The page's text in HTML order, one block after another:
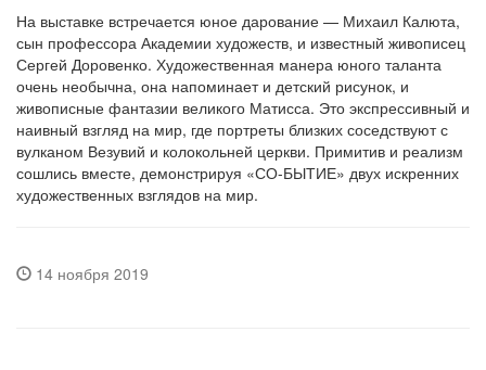
На выставке встречается юное дарование — Михаил Калюта,
сын профессора Академии художеств, и известный живописец
Сергей Доровенко. Художественная манера юного таланта
очень необычна, она напоминает и детский рисунок, и
живописные фантазии великого Матисса. Это экспрессивный и
наивный взгляд на мир, где портреты близких соседствуют с
вулканом Везувий и колокольней церкви. Примитив и реализм
сошлись вместе, демонстрируя «СО-БЫТИЕ» двух искренних
художественных взглядов на мир.
14 ноября 2019